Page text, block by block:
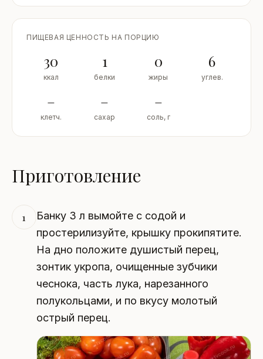
ПИЩЕВАЯ ЦЕННОСТЬ НА ПОРЦИЮ
30
ккал
1
белки
0
жиры
6
углев.
–
клетч.
–
сахар
–
соль, г
Приготовление
1
Банку 3 л вымойте с содой и
простерилизуйте, крышку прокипятите.
На дно положите душистый перец,
зонтик укропа, очищенные зубчики
чеснока, часть лука, нарезанного
полукольцами, и по вкусу молотый
острый перец.